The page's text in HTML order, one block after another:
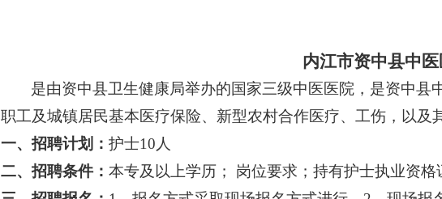
内江市资中县中
是由资中县卫生健康局举办的国家三级中医医院，是资中县
职工及城镇居民基本医疗保险、新型农村合作医疗、工伤，以及
一、招聘计划： 护士10 人
二、招聘条件： 本专及以上学历；
岗位要求；持有护士执业资格